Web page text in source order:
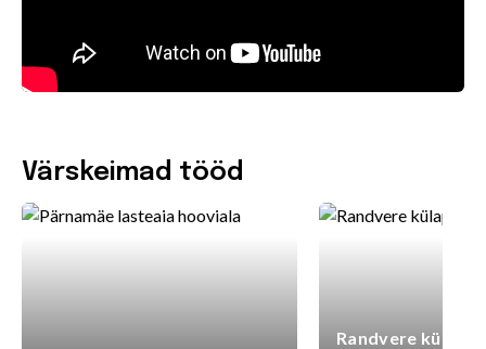
Värskeimad tööd
Randvere